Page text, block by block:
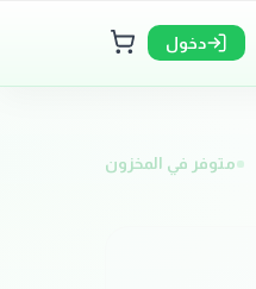
دخول
متوفر في المخزون